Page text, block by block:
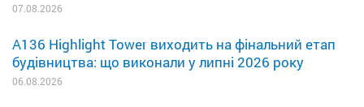
07.08.2026
A136 Highlight Tower виходить на фінальний етап
будівництва: що виконали у липні 2026 року
06.08.2026